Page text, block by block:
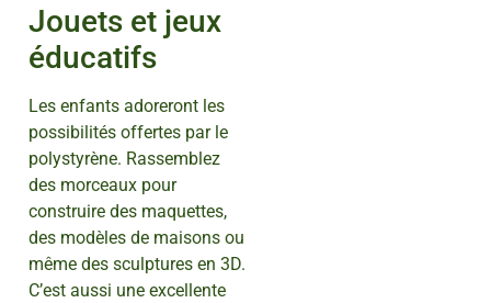
Jouets et jeux
éducatifs
Les enfants adoreront les
possibilités offertes par le
polystyrène. Rassemblez
des morceaux pour
construire des maquettes,
des modèles de maisons ou
même des sculptures en 3D.
C’est aussi une excellente